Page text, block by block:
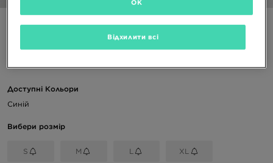
PUMA ФУТБОЛКА ESS SMALL LOGO TEE
Доступні Кольори
Синій
Вибери розмір
S M L XL
Відхилити всі
OK